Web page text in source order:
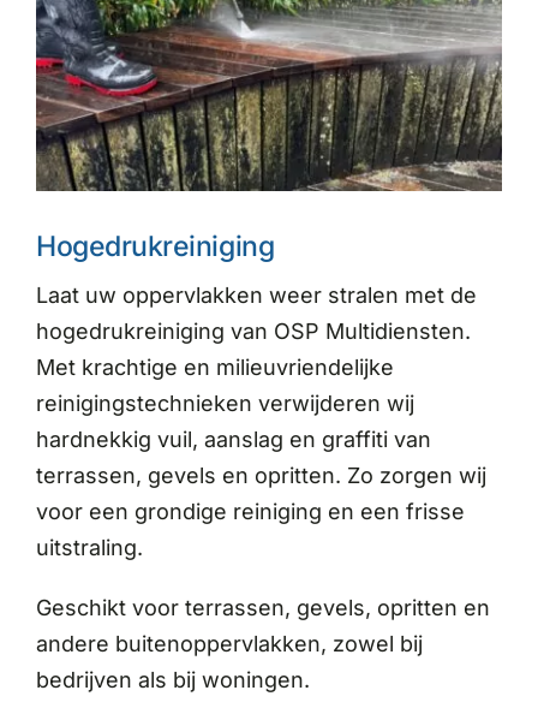
Hogedrukreiniging
Laat uw oppervlakken weer stralen met de
hogedrukreiniging van OSP Multidiensten.
Met krachtige en milieuvriendelijke
reinigingstechnieken verwijderen wij
hardnekkig vuil, aanslag en graffiti van
terrassen, gevels en opritten. Zo zorgen wij
voor een grondige reiniging en een frisse
uitstraling.
Geschikt voor terrassen, gevels, opritten en
andere buitenoppervlakken, zowel bij
bedrijven als bij woningen.